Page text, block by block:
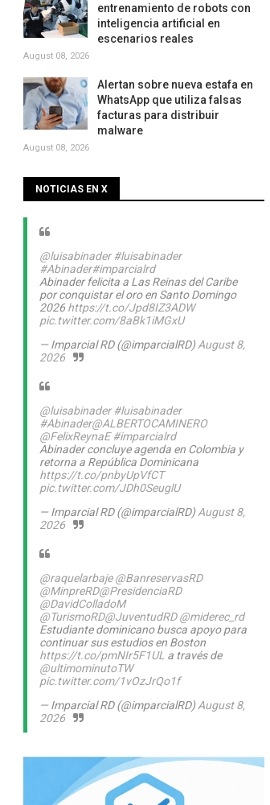
entrenamiento de robots con
inteligencia artificial en
escenarios reales
August 08, 2026
Alertan sobre nueva estafa en
WhatsApp que utiliza falsas
facturas para distribuir
malware
August 08, 2026
NOTICIAS EN X
@luisabinader #luisabinader
#Abinader#imparcialrd
Abinader felicita a Las Reinas del Caribe
por conquistar el oro en Santo Domingo
2026 https://t.co/Jpd8IZ3ADW
pic.twitter.com/8aBk1iMGxU
— Imparcial RD (@imparcialRD)August 8,
2026
@luisabinader #luisabinader
#Abinader@ALBERTOCAMINERO
@FelixReynaE #imparcialrd
Abinader concluye agenda en Colombia y
retorna a República Dominicana
https://t.co/pnbyUpVfCT
pic.twitter.com/JDh0SeuglU
— Imparcial RD (@imparcialRD)August 8,
2026
@raquelarbaje @BanreservasRD
@MinpreRD@PresidenciaRD
@DavidColladoM
@TurismoRD@JuventudRD @miderec_rd
Estudiante dominicano busca apoyo para
continuar sus estudios en Boston
https://t.co/pmNIr5F1UL a través de
@ultimominutoTW
pic.twitter.com/1vOzJrQo1f
— Imparcial RD (@imparcialRD)August 8,
2026